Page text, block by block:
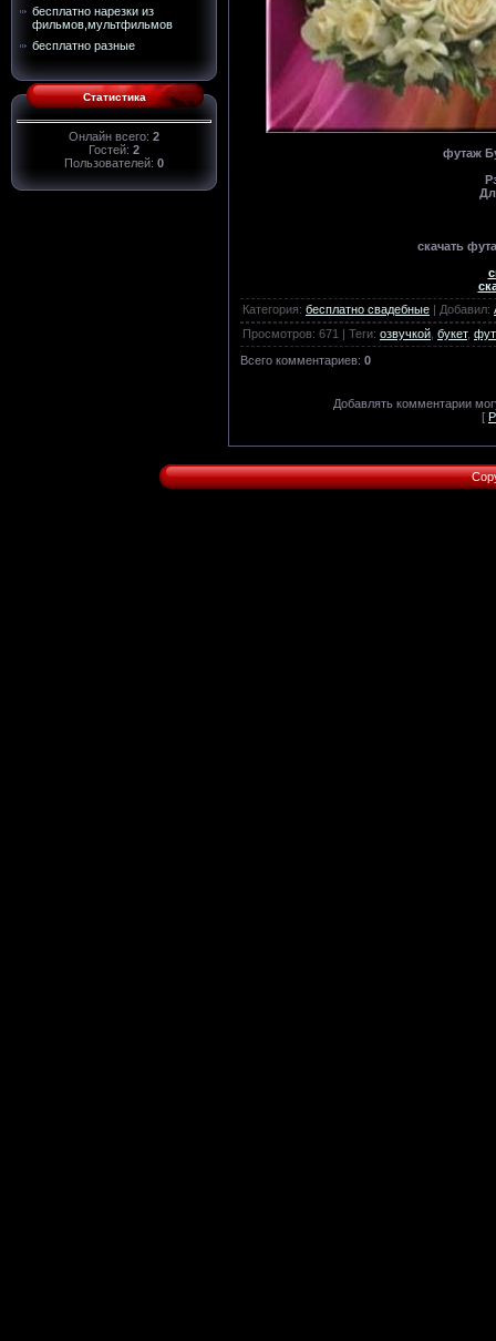
бесплатно нарезки из
фильмов,мультфильмов
бесплатно разные
Статистика
Онлайн всего: 2
Гостей: 2
Пользователей: 0
футаж
скачать
Категория: бесплатно свадебные | Добавил:
Просмотров: 671 | Теги: озвучкой букет,
Всего комментариев: 0
Добавлять комментарии
[